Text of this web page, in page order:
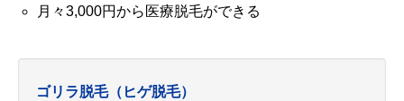
月々3,000円から医療脱毛ができる
ゴリラ脱毛（ヒゲ脱毛）